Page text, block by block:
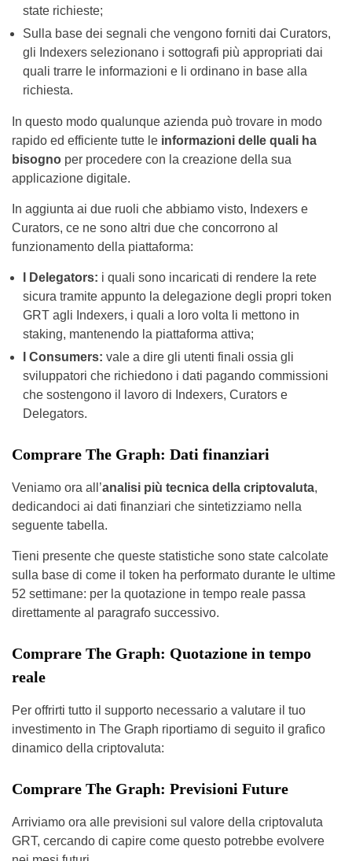
state richieste;
Sulla base dei segnali che vengono forniti dai Curators,
gli Indexers selezionano i sottografi più appropriati dai
quali trarre le informazioni e li ordinano in base alla
richiesta.
In questo modo qualunque azienda può trovare in modo
rapido ed efficiente tutte le informazioni delle quali ha
bisogno per procedere con la creazione della sua
applicazione digitale.
In aggiunta ai due ruoli che abbiamo visto, Indexers e
Curators, ce ne sono altri due che concorrono al
funzionamento della piattaforma:
I Delegators: i quali sono incaricati di rendere la rete
sicura tramite appunto la delegazione degli propri token
GRT agli Indexers, i quali a loro volta li mettono in
staking, mantenendo la piattaforma attiva;
I Consumers: vale a dire gli utenti finali ossia gli
sviluppatori che richiedono i dati pagando commissioni
che sostengono il lavoro di Indexers, Curators e
Delegators.
Comprare The Graph: Dati finanziari
Veniamo ora all’analisi più tecnica della criptovaluta,
dedicandoci ai dati finanziari che sintetizziamo nella
seguente tabella.
Tieni presente che queste statistiche sono state calcolate
sulla base di come il token ha performato durante le ultime
52 settimane: per la quotazione in tempo reale passa
direttamente al paragrafo successivo.
Comprare The Graph: Quotazione in tempo
reale
Per offrirti tutto il supporto necessario a valutare il tuo
investimento in The Graph riportiamo di seguito il grafico
dinamico della criptovaluta:
Comprare The Graph: Previsioni Future
Arriviamo ora alle previsioni sul valore della criptovaluta
GRT, cercando di capire come questo potrebbe evolvere